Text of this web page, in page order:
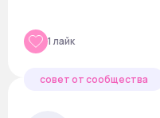
1 лайк
совет от сообщества